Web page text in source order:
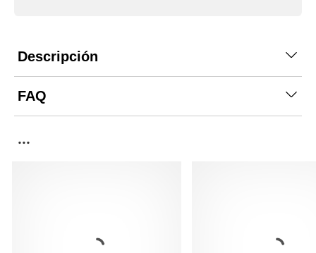
Descripción
FAQ
...